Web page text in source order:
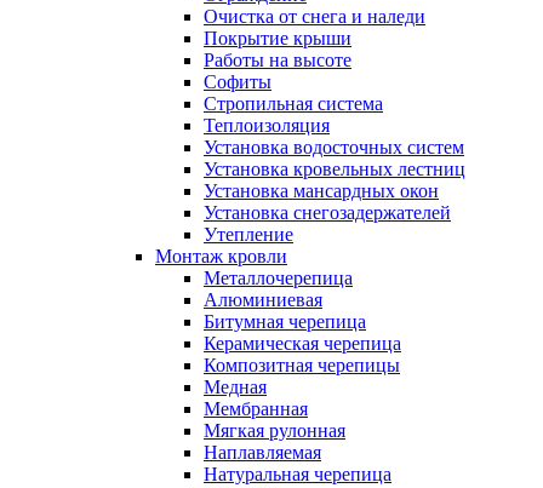
Очистка от снега и наледи
Покрытие крыши
Работы на высоте
Софиты
Стропильная система
Теплоизоляция
Установка водосточных систем
Установка кровельных лестниц
Установка мансардных окон
Установка снегозадержателей
Утепление
Монтаж кровли
Металлочерепица
Алюминиевая
Битумная черепица
Керамическая черепица
Композитная черепицы
Медная
Мембранная
Мягкая рулонная
Наплавляемая
Натуральная черепица